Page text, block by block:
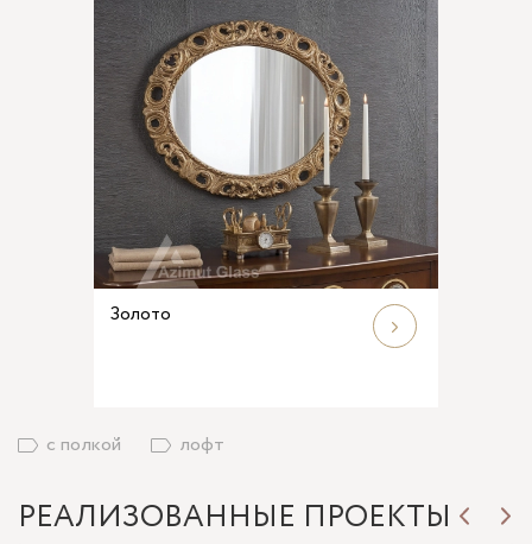
Золото
с полкой лофт
РЕАЛИЗОВАННЫЕ ПРОЕКТЫ